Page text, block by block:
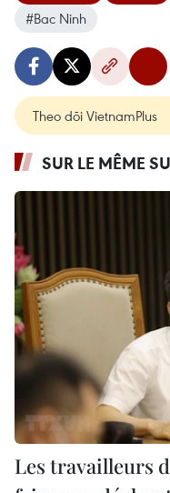
#Bac Ninh
Theo dõi VietnamPlus
SUR LE MÊME
Les travailleurs